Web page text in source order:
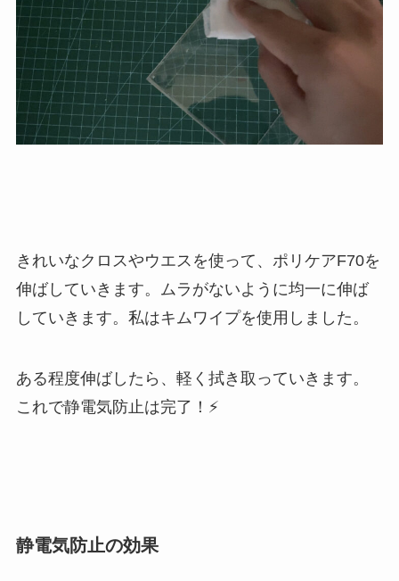
きれいなクロスやウエスを使って、ポリケアF70を
伸ばしていきます。ムラがないように均一に伸ば
していきます。私はキムワイプを使用しました。
ある程度伸ばしたら、軽く拭き取っていきます。
これで静電気防止は完了！⚡
静電気防止の効果